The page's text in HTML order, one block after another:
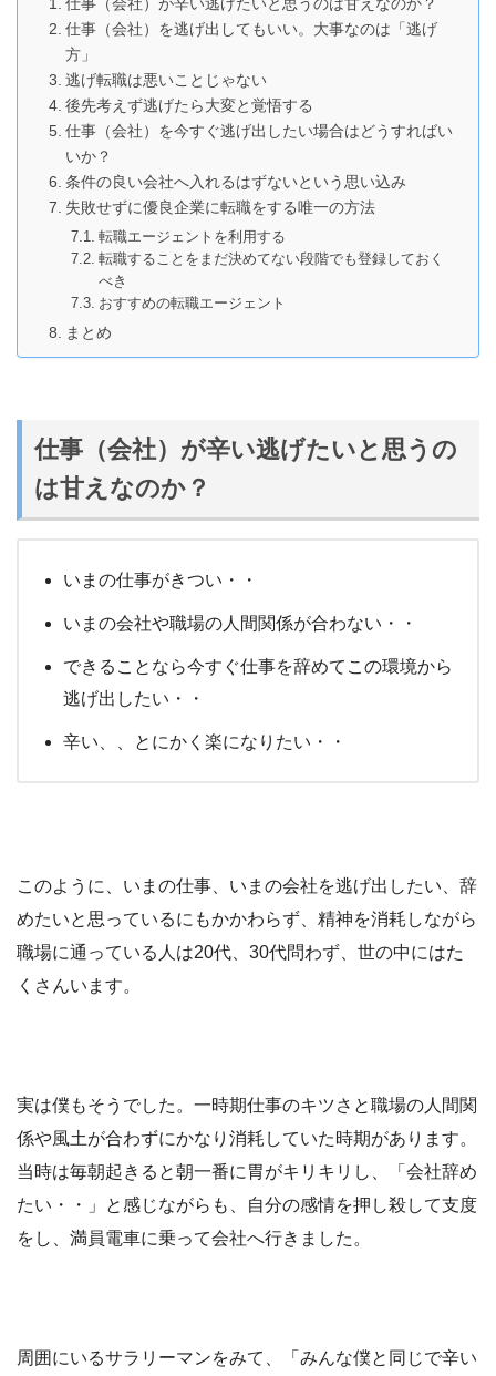
仕事（会社）が辛い逃げたいと思うのは甘えなのか？
仕事（会社）を逃げ出してもいい。大事なのは「逃げ
方」
逃げ転職は悪いことじゃない
後先考えず逃げたら大変と覚悟する
仕事（会社）を今すぐ逃げ出したい場合はどうすればい
いか？
条件の良い会社へ入れるはずないという思い込み
失敗せずに優良企業に転職をする唯一の方法
転職エージェントを利用する
転職することをまだ決めてない段階でも登録しておく
べき
おすすめの転職エージェント
まとめ
仕事（会社）が辛い逃げたいと思うの
は甘えなのか？
いまの仕事がきつい・・
いまの会社や職場の人間関係が合わない・・
できることなら今すぐ仕事を辞めてこの環境から
逃げ出したい・・
辛い、、とにかく楽になりたい・・
このように、いまの仕事、いまの会社を逃げ出したい、辞
めたいと思っているにもかかわらず、精神を消耗しながら
職場に通っている人は20代、30代問わず、世の中にはた
くさんいます。
実は僕もそうでした。一時期仕事のキツさと職場の人間関
係や風土が合わずにかなり消耗していた時期があります。
当時は毎朝起きると朝一番に胃がキリキリし、「会社辞め
たい・・」と感じながらも、自分の感情を押し殺して支度
をし、満員電車に乗って会社へ行きました。
周囲にいるサラリーマンをみて、「みんな僕と同じで辛い